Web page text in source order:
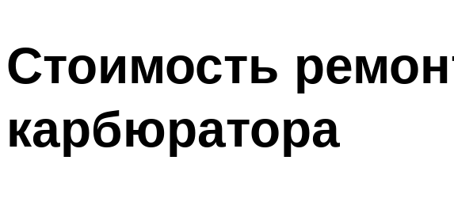
Стоимость
карбюратора